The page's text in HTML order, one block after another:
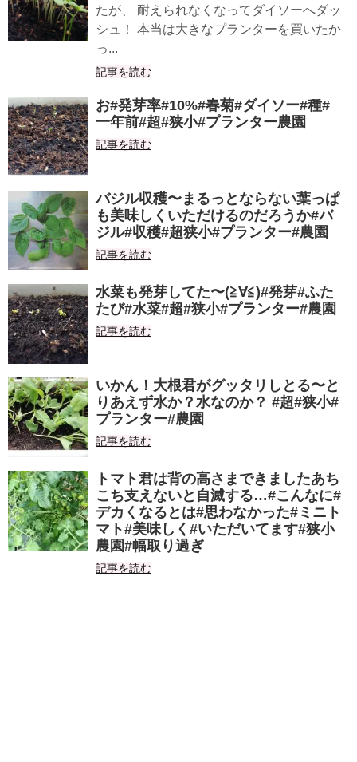
たが、 耐えられなくなってダイソーへダッ
シュ！ 本当は大きなプランターを買いたか
っ...
記事を読む
お#発芽率#10%#春菊#ダイソー#種#
一年前#超#狭小#プランター農園
記事を読む
バジル収穫〜まるっとならない葉っぱ
も美味しくいただけるのだろうか#バ
ジル#収穫#超狭小#プランター#農園
記事を読む
水菜も発芽してた〜(≧∀≦)#発芽#ふた
たび#水菜#超#狭小#プランター#農園
記事を読む
いかん！大根君がグッタリしとる〜と
りあえず水か？水なのか？ #超#狭小#
プランター#農園
記事を読む
トマト君は背の高さまできましたあち
こち支えないと自滅する…#こんなに#
デカくなるとは#思わなかった#ミニト
マト#美味しく#いただいてます#狭小
農園#幅取り過ぎ
記事を読む